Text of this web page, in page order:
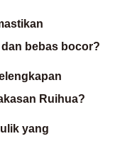
bebas bocor?
Ruihua?
yang